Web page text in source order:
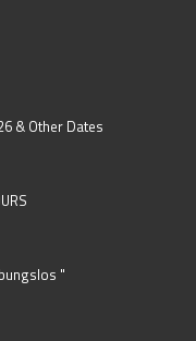
& Other Dates
"